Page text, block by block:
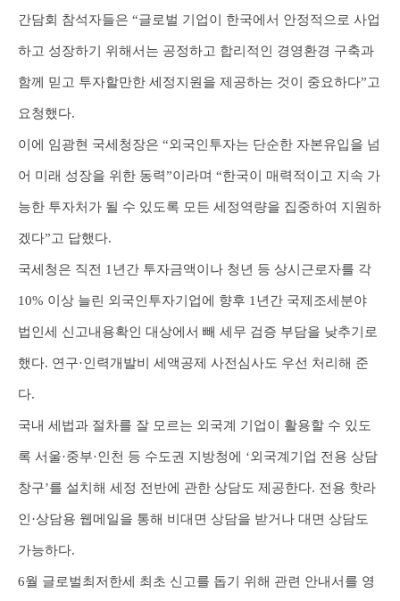
간담회 참석자들은 “글로벌 기업이 한국에서 안정적으로 사업
하고 성장하기 위해서는 공정하고 합리적인 경영환경 구축과
함께 믿고 투자할만한 세정지원을 제공하는 것이 중요하다”고
요청했다.
이에 임광현 국세청장은 “외국인투자는 단순한 자본유입을 넘
어 미래 성장을 위한 동력”이라며 “한국이 매력적이고 지속 가
능한 투자처가 될 수 있도록 모든 세정역량을 집중하여 지원하
겠다”고 답했다.
국세청은 직전 1년간 투자금액이나 청년 등 상시근로자를 각
10% 이상 늘린 외국인투자기업에 향후 1년간 국제조세분야
법인세 신고내용확인 대상에서 빼 세무 검증 부담을 낮추기로
했다. 연구·인력개발비 세액공제 사전심사도 우선 처리해 준
다.
국내 세법과 절차를 잘 모르는 외국계 기업이 활용할 수 있도
록 서울·중부·인천 등 수도권 지방청에 ‘외국계기업 전용 상담
창구’를 설치해 세정 전반에 관한 상담도 제공한다. 전용 핫라
인·상담용 웹메일을 통해 비대면 상담을 받거나 대면 상담도
가능하다.
6월 글로벌최저한세 최초 신고를 돕기 위해 관련 안내서를 영